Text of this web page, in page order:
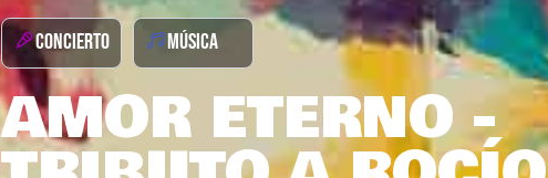
CONCIERTO MÚSICA
AMOR ETERNO -